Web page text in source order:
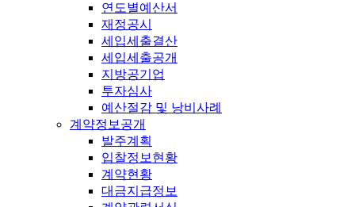
연도별예산서
재정공시
세입세출결산
세입세출공개
지방공기업
투자심사
예산절감 및 낭비사례
계약정보공개
발주계획
입찰정보현황
계약현황
대금지급정보